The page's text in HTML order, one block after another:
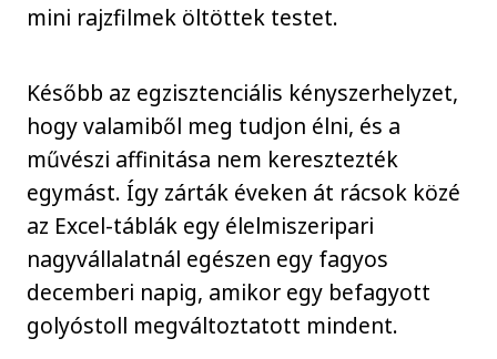
mini rajzfilmek öltöttek testet.
Később az egzisztenciális kényszerhelyzet,
hogy valamiből meg tudjon élni, és a
művészi affinitása nem keresztezték
egymást. Így zárták éveken át rácsok közé
az Excel-táblák egy élelmiszeripari
nagyvállalatnál egészen egy fagyos
decemberi napig, amikor egy befagyott
golyóstoll megváltoztatott mindent.